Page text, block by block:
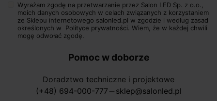
Wyrażam zgodę na przetwarzanie przez Salon LED Sp. z o.o.,
moich danych osobowych w celach związanych z korzystaniem
ze Sklepu internetowego salonled.pl w zgodzie i według zasad
określonych w Polityce prywatności. Wiem, że w każdej chwili
mogę odwołać zgodę.
Pomoc w doborze
Doradztwo techniczne i projektowe
(+48) 694-000-777 horizontal_rule sklep@salonled.pl